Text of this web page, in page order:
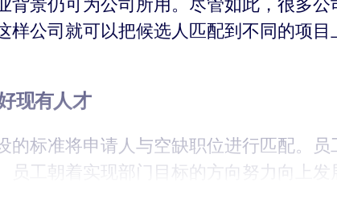
公司就可以把候选人匹配到不同的项
现有人才
标准将申请人与空缺职位进行匹配。
工朝着实现部门目标的方向努力向上